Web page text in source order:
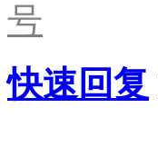
号
快速回复